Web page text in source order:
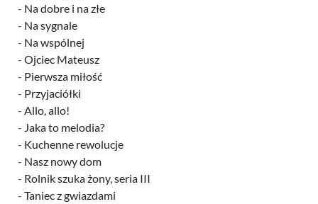
- Na dobre i na złe
- Na sygnale
- Na wspólnej
- Ojciec Mateusz
- Pierwsza miłość
- Przyjaciółki
- Allo, allo!
- Jaka to melodia?
- Kuchenne rewolucje
- Nasz nowy dom
- Rolnik szuka żony, seria III
- Taniec z gwiazdami